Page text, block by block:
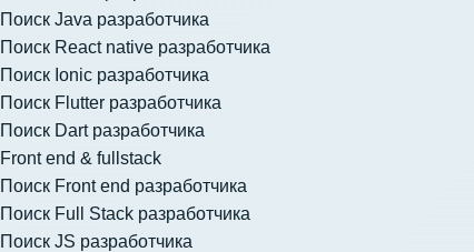
Поиск Java разработчика
Поиск React native разработчика
Поиск Ionic разработчика
Поиск Flutter разработчика
Поиск Dart разработчика
Front end & fullstack
Поиск Front end разработчика
Поиск Full Stack разработчика
Поиск JS разработчика